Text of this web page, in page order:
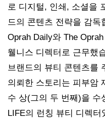
로 디지털, 인쇄, 소셜을
드의 콘텐츠 전략을 감독
Oprah Daily와 The
웰니스 디렉터로 근무했
브랜드의 뷰티 콘텐츠를
의뢰한 스토리는 피부암
수 상(그의 두 번째)을 수
LIFE의 런칭 뷰티 디렉